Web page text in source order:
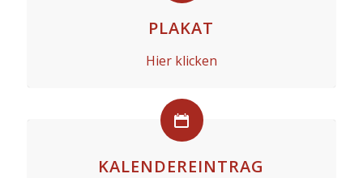
PLAKAT
Hier klicken
KALENDEREINTRAG